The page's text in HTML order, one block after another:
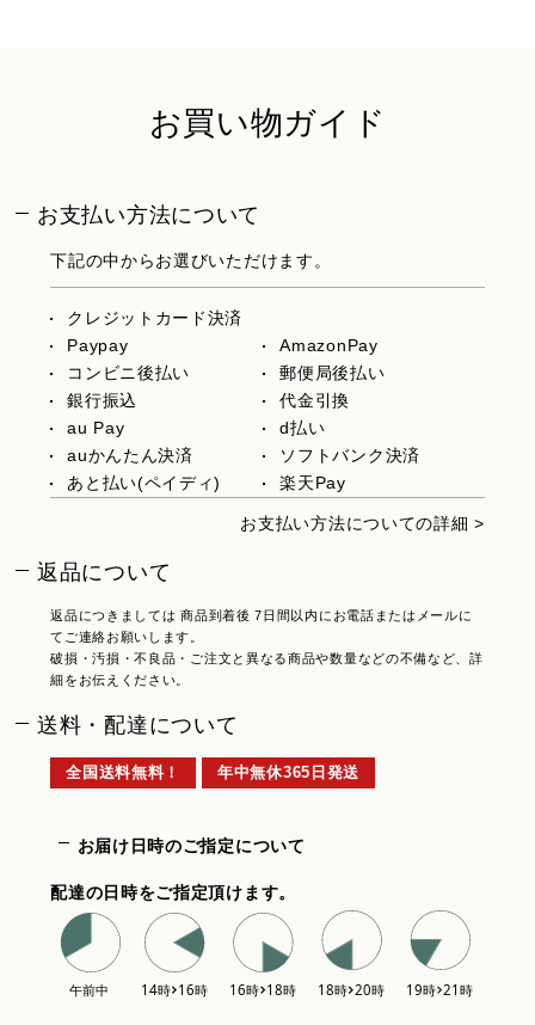
お買い物ガイド
お支払い方法について
下記の中からお選びいただけます。
クレジットカード決済
Paypay
AmazonPay
コンビニ後払い
郵便局後払い
銀行振込
代金引換
au Pay
d払い
auかんたん決済
ソフトバンク決済
あと払い(ペイディ)
楽天Pay
お支払い方法についての詳細 >
返品について
返品につきましては 商品到着後 7日間以内にお電話またはメールに
てご連絡お願いします。
破損・汚損・不良品・ご注文と異なる商品や数量などの不備など、詳
細をお伝えください。
送料・配達について
全国送料無料！ 年中無休365日発送
お届け日時のご指定について
配達の日時をご指定頂けます。